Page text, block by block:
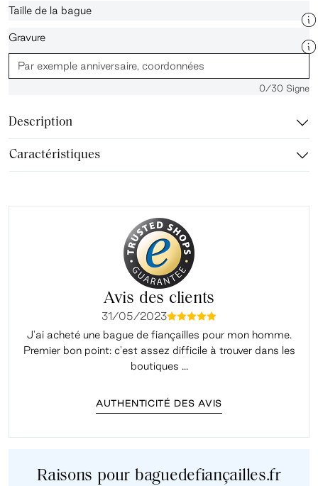
Taille de la bague
Gravure
0/30 Signe
Description
Caractéristiques
Avis des clients
31/05/2023mmmmm
J'ai acheté une bague de fiançailles pour mon homme.
Premier bon point: c'est assez difficile à trouver dans les
boutiques ...
AUTHENTICITÉ DES AVIS
Raisons pour baguedefiançailles.fr